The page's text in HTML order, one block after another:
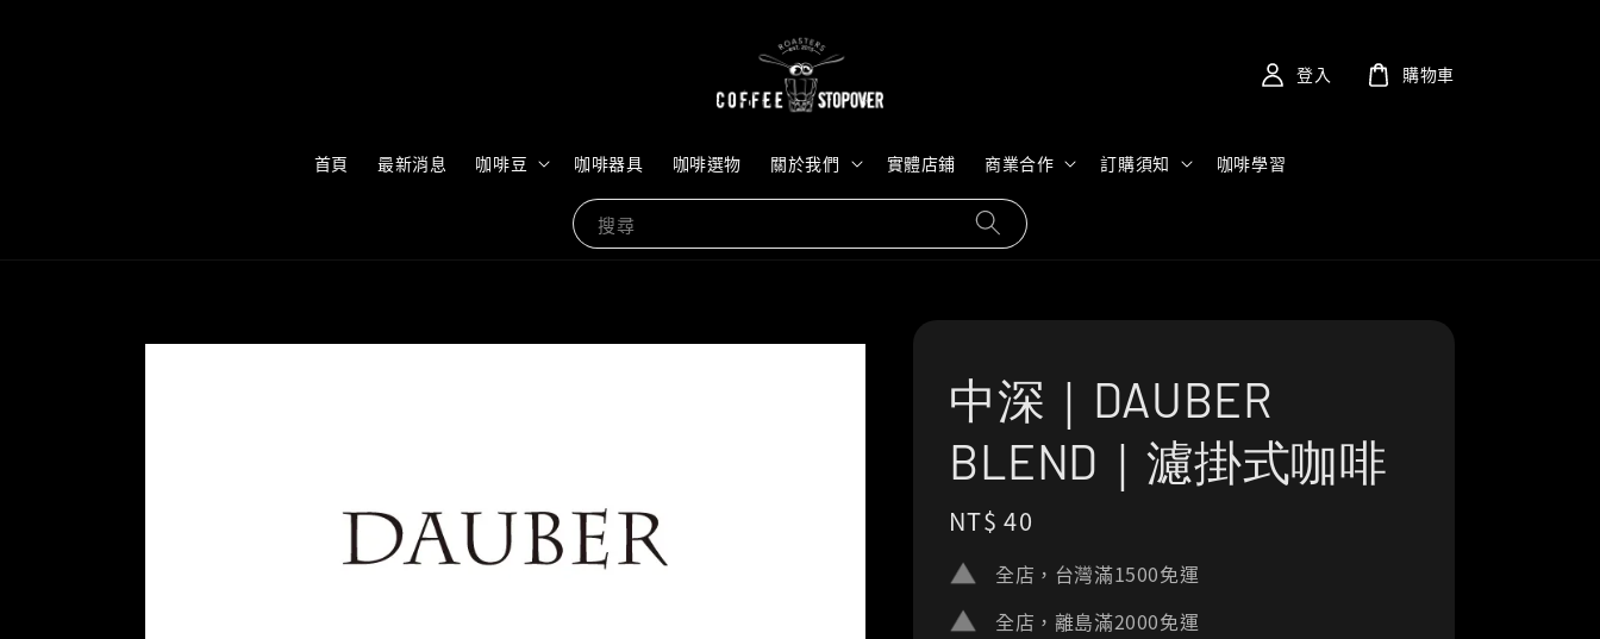
搜尋
首頁 最新消息 咖啡豆 咖啡器具 咖啡選物 關於我們 實體店鋪 商業合作 訂購須知 咖啡學習
登入 購物車
中深｜DAUBER
BLEND｜濾掛式咖啡
Regular
price
NT$ 40
全店，台灣滿1500免運
全店，離島滿2000免運